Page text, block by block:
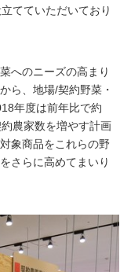
てていただいており
へのニーズの高まり
ら、地場/契約野菜・
年度は前年比で約
農家数を増やす計画
象商品をこれらの野
さらに高めてまいり